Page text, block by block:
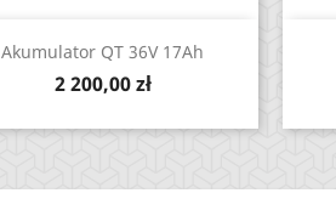
Akumulator QT 36V 17Ah
Cena
2 200,00 zł
Zobacz